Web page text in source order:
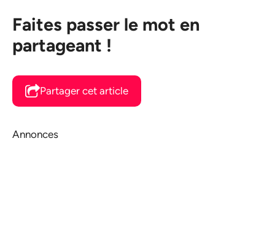
Faites passer le mot en
partageant !
Partager cet article
Annonces